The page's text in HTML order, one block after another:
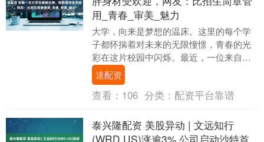
用_青春_审美_魅力
大学，向来是梦想的温床。这里的每个学
子都怀揣着对未来的无限憧憬，青春的光
彩在这片校园中闪烁。最近，一位来自安
徽某师范院校的女生凭借其独特的风采，
瞬间成为了网络热....
速配资
查看： 106 分类： 配资平台靠谱
泰兴隆配资 美股异动 | 文远知行
(WRD.US)涨逾3% 公司启动沙特首